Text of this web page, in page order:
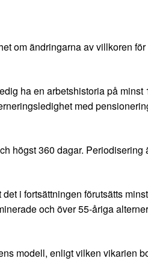
om ändringarna av villkoren
ha en arbetshistoria på
med
högst 360 dagar. Periodisering
i fortsättningen förutsätts
och över 55-åriga
modell, enligt vilken vikarien